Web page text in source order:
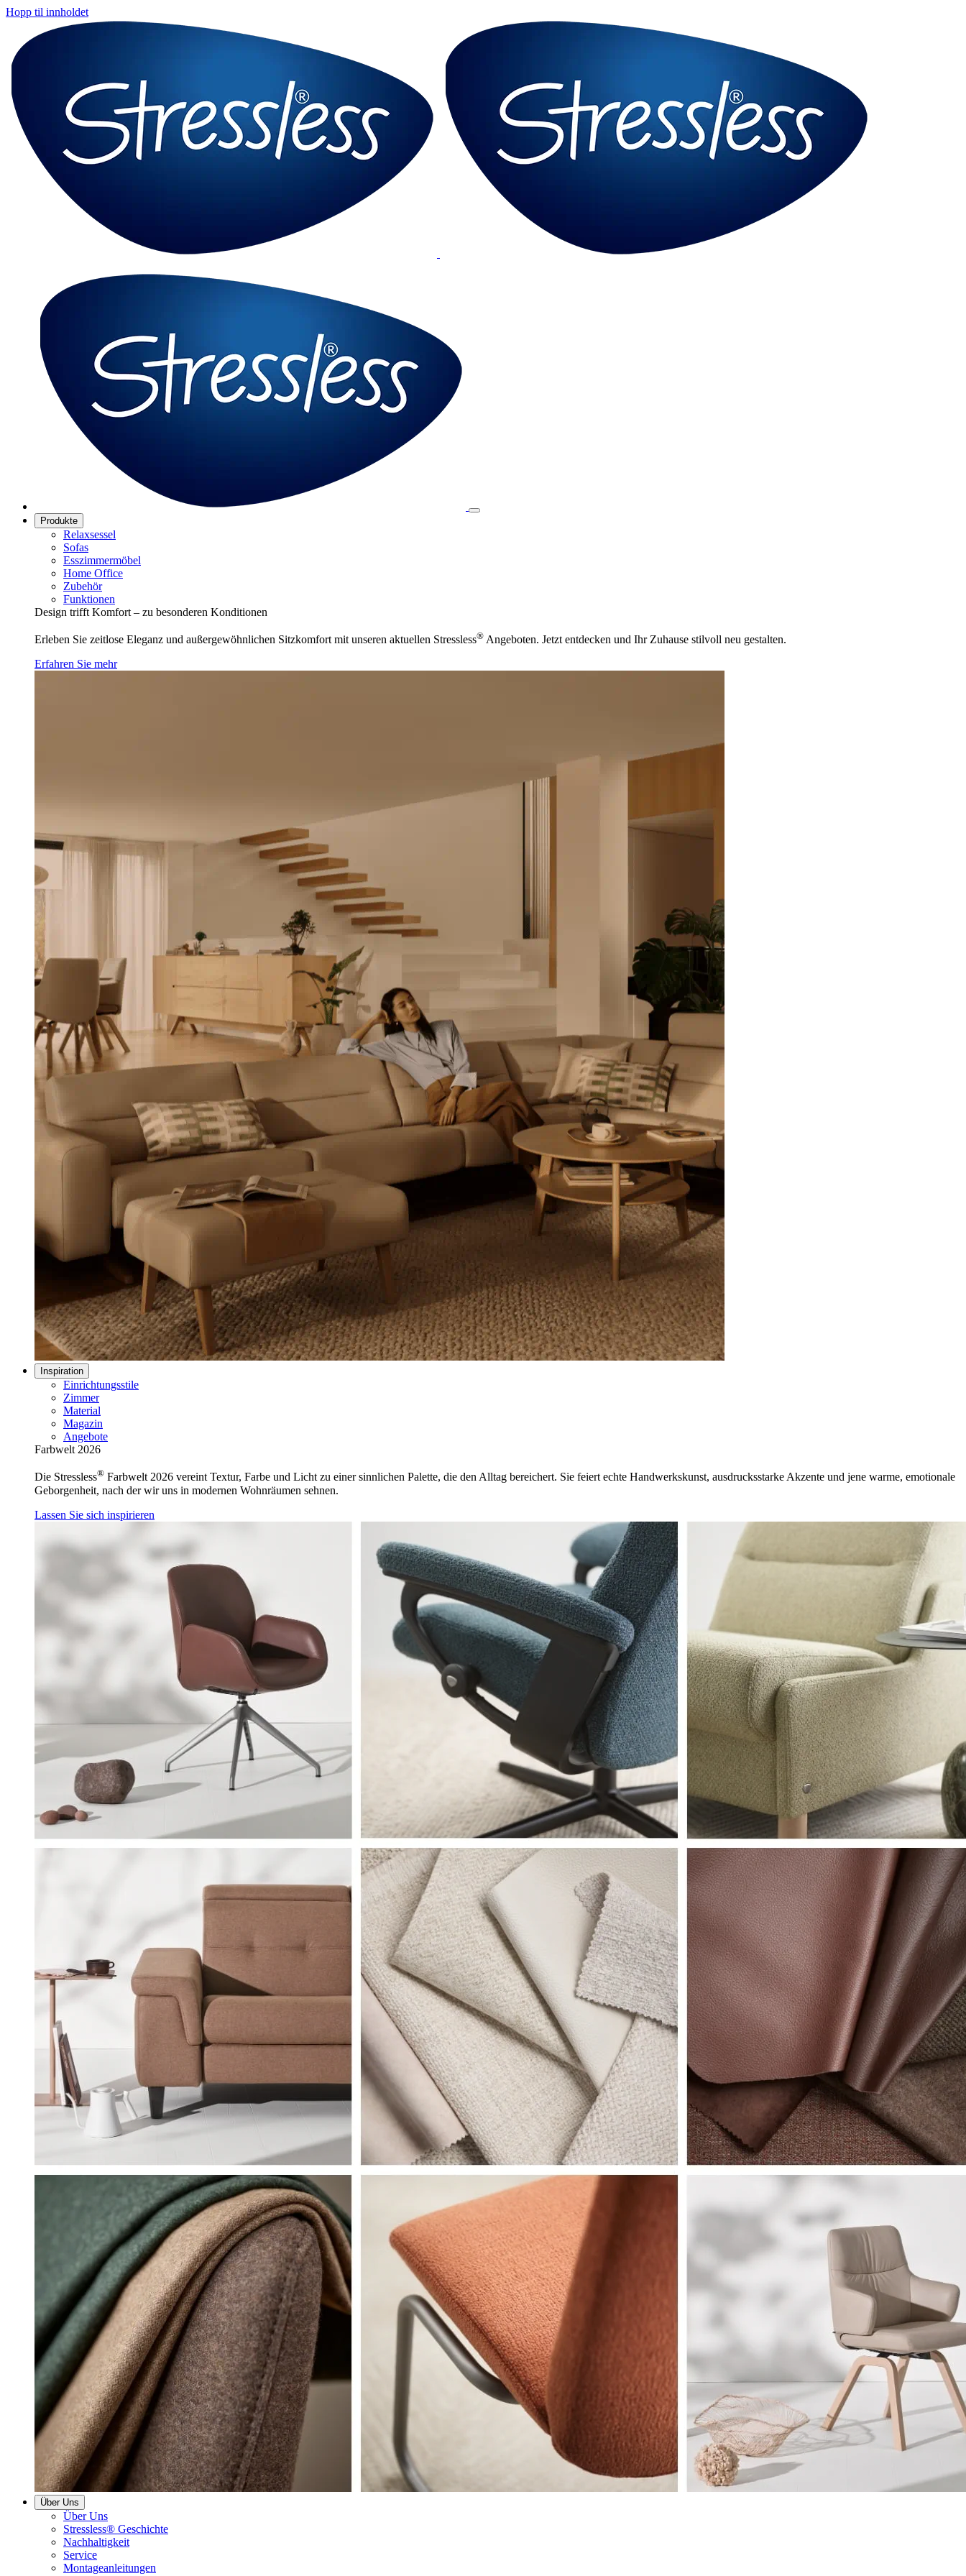
Hopp til innholdet
Produkte
Relaxsessel
Sofas
Esszimmermöbel
Home Office
Zubehör
Funktionen
Design trifft Komfort – zu besonderen Konditionen
Erleben Sie zeitlose Eleganz und außergewöhnlichen Sitzkomfort mit unseren aktuellen Stressless® Angeboten. Jetzt entdecken und Ihr Zuhause stilvoll neu gestalten.
Erfahren Sie mehr
Inspiration
Einrichtungsstile
Zimmer
Material
Magazin
Angebote
Farbwelt 2026
Die Stressless® Farbwelt 2026 vereint Textur, Farbe und Licht zu einer sinnlichen Palette, die den Alltag bereichert. Sie feiert echte Handwerkskunst, ausdrucksstarke Akzente und jene warme, emotionale
Geborgenheit, nach der wir uns in modernen Wohnräumen sehnen.
Lassen Sie sich inspirieren
Über Uns
Über Uns
Stressless® Geschichte
Nachhaltigkeit
Service
Montageanleitungen